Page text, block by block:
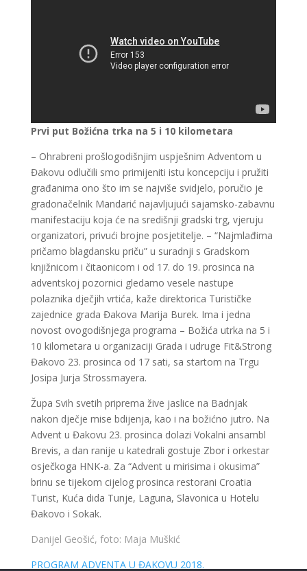
Prvi put Božićna trka na 5 i 10 kilometara
– Ohrabreni prošlogodišnjim uspješnim Adventom u
Đakovu odlučili smo primijeniti istu koncepciju i pružiti
građanima ono što im se najviše svidjelo, poručio je
gradonačelnik Mandarić najavljujući sajamsko-zabavnu
manifestaciju koja će na središnji gradski trg, vjeruju
organizatori, privući brojne posjetitelje. – “Najmlađima
pričamo blagdansku priču” u suradnji s Gradskom
knjižnicom i čitaonicom i od 17. do 19. prosinca na
adventskoj pozornici gledamo vesele nastupe
polaznika dječjih vrtića, kaže direktorica Turističke
zajednice grada Đakova Marija Burek. Ima i jedna
novost ovogodišnjega programa – Božića utrka na 5 i
10 kilometara u organizaciji Grada i udruge Fit&Strong
Đakovo 23. prosinca od 17 sati, sa startom na Trgu
Josipa Jurja Strossmayera.
Župa Svih svetih priprema žive jaslice na Badnjak
nakon dječje mise bdijenja, kao i na božićno jutro. Na
Advent u Đakovu 23. prosinca dolazi Vokalni ansambl
Brevis, a dan ranije u katedrali gostuje Zbor i orkestar
osječkoga HNK-a. Za “Advent u mirisima i okusima”
brinu se tijekom cijelog prosinca restorani Croatia
Turist, Kuća dida Tunje, Laguna, Slavonica u Hotelu
Đakovo i Sokak.
Danijel Geošić, foto: Maja Muškić
PROGRAM ADVENTA U ĐAKOVU 2018.